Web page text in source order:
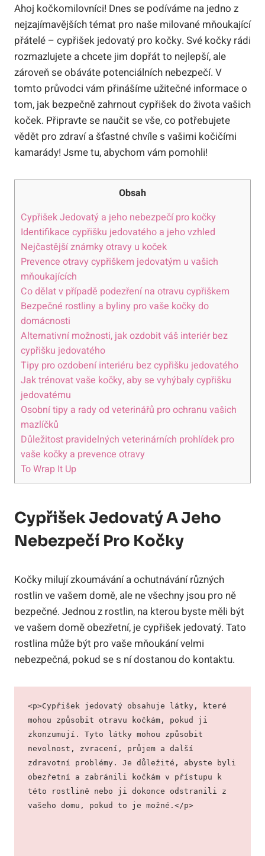
Ahoj kočkomilovníci! Dnes se podíváme na jedno z
nejzajímavějších témat pro naše milované mňoukající
přátelé – cypřišek jedovatý pro kočky. Své kočky rádi
rozmazlujete a chcete jim dopřát to nejlepší, ale
zároveň se obáváte potenciálních nebezpečí. V
tomto průvodci vám přinášíme užitečné informace o
tom, jak bezpečně zahrnout cypřišek do života vašich
koček. Připravte se naučit se vše, co potřebujete
vědět pro zdraví a šťastné chvíle s vašimi kočičími
kamarády! Jsme tu, abychom vám pomohli!
Obsah
Cypřišek Jedovatý a jeho nebezpečí pro kočky
Identifikace cypřišku jedovatého a jeho vzhled
Nejčastější známky otravy u koček
Prevence otravy cypřiškem jedovatým u vašich
mňoukajících
Co dělat v případě podezření na otravu cypřiškem
Bezpečné rostliny a byliny pro vaše kočky do
domácnosti
Alternativní možnosti, jak ozdobit váš interiér bez
cypřišku jedovatého
Tipy pro ozdobení interiéru bez cypřišku jedovatého
Jak trénovat vaše kočky, aby se vyhýbaly cypřišku
jedovatému
Osobní tipy a rady od veterinářů pro ochranu vašich
mazlíčků
Důležitost pravidelných veterinárních prohlídek pro
vaše kočky a prevence otravy
To Wrap It Up
Cypřišek Jedovatý A Jeho
Nebezpečí Pro Kočky
Kočky milují zkoumávání a ochutnávání různých
rostlin ve vašem domě, ale ne všechny jsou pro ně
bezpečné. Jednou z rostlin, na kterou byste měli být
ve vašem domě obezřetní, je cypřišek jedovatý. Tato
rostlina může být pro vaše mňoukání velmi
nebezpečná, pokud se s ní dostanou do kontaktu.
<p>Cypřišek jedovatý obsahuje látky, které
mohou způsobit otravu kočkám, pokud ji
zkonzumují. Tyto látky mohou způsobit
nevolnost, zvracení, průjem a další
zdravotní problémy. Je důležité, abyste byli
obezřetní a zabránili kočkám v přístupu k
této rostlině nebo ji dokonce odstranili z
vašeho domu, pokud to je možné.</p>